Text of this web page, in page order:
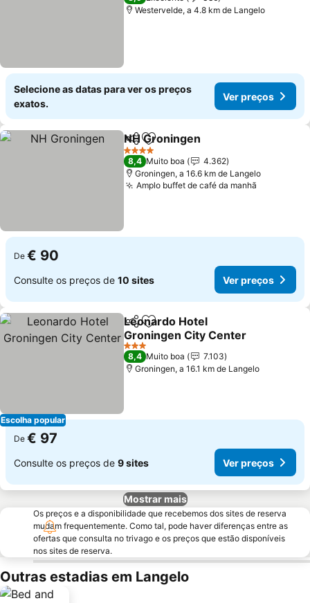
Westervelde, a 4.8 km de Langelo
Selecione as datas para ver os preços
exatos.
Ver preços
PartilharAdicionar aos favoritos
NH Groningen
4 Estrelas
8,4 Muito boa
4.362
Groningen, a 16.6 km de Langelo
Amplo buffet de café da manhã
De € 90
Consulte os preços de 10 sites Ver preços
Escolha popular
PartilharAdicionar aos favoritos
Leonardo Hotel
Groningen City Center
3 Estrelas
8,4 Muito boa
7.103
Groningen, a 16.1 km de Langelo
De € 97
Consulte os preços de 9 sites Ver preços
Mostrar mais
Os preços e a disponibilidade que recebemos dos sites de reserva
mudam frequentemente. Como tal, pode haver diferenças entre as
ofertas que consulta no trivago e os preços que estão disponíveis
nos sites de reserva.
Outras estadias em Langelo